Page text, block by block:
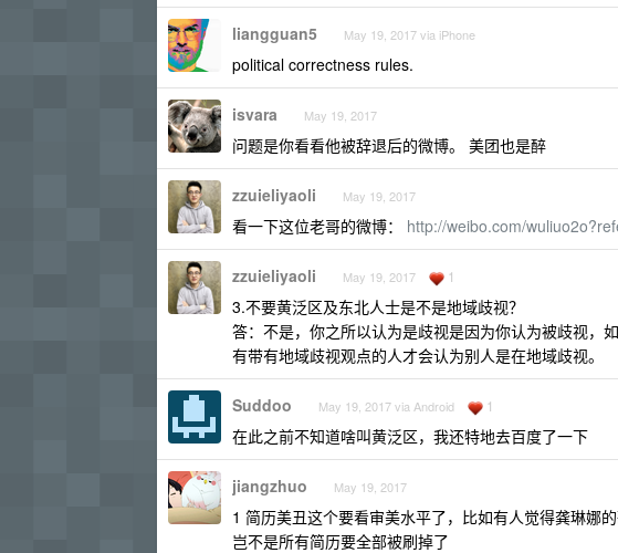
liangguan5 May 19, 2017 via iPhone
political correctness rules.
isvara May 19, 2017
问题是你看看他被辞退后的微博。 美团也是醉
zzuieliyaoli May 19, 2017
看一下这位老哥的微博： http://weibo.com/
zzuieliyaoli May 19, 2017 1
3.不要黄泛区及东北人士是不是地域歧视？
答：不是，你之所以认为是歧视是因为你认为被歧视，
有带有地域歧视观点的人才会认为别人是在地域歧视。
Suddoo May 19, 2017 via Android 1
在此之前不知道啥叫黄泛区，我还特地去百度了一下
jiangzhuo May 19, 2017
1 简历美丑这个要看审美水平了，比如有人觉得龚琳娜
岂不是所有简历要全部被刷掉了